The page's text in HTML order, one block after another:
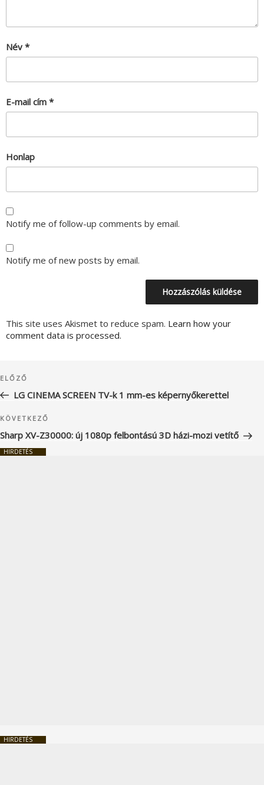
Név *
E-mail cím *
Honlap
Notify me of follow-up comments by email.
Notify me of new posts by email.
This site uses Akismet to reduce spam. Learn how your
comment data is processed.
navigáció
Korábbi
bejegyzés
ELŐZŐ
LG CINEMA SCREEN TV-k 1 mm-es képernyőkerettel
Következő
bejegyzés
KÖVETKEZŐ
Sharp XV-Z30000: új 1080p felbontású 3D házi-mozi vetítő
HIRDETÉS
HIRDETÉS